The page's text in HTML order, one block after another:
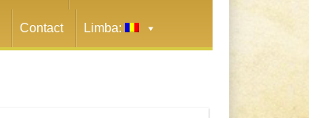
Contact Limba: